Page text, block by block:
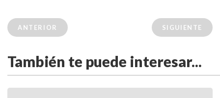
ANTERIOR SIGUIENTE
También te puede interesar...